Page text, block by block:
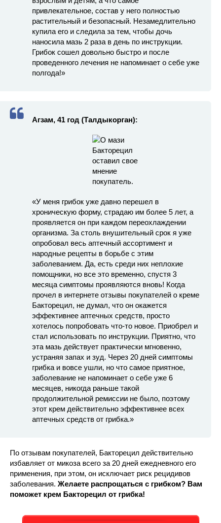
привлекательное, состав у него полностью
растительный и безопасный. Незамедлительно
купила его и следила за тем, чтобы дочь
наносила мазь 2 раза в день по инструкции.
Грибок сошел довольно быстро и после
проведенного лечения не напоминает о себе уже
полгода!»
Агзам, 41 год (Талдыкорган):
«У меня грибок уже давно перешел в
хроническую форму, страдаю им более 5 лет, а
проявляется он при каждом переохлаждении
организма. За столь внушительный срок я уже
опробовал весь аптечный ассортимент и
народные рецепты в борьбе с этим
заболеванием. Да, есть среди них неплохие
помощники, но все это временно, спустя 3
месяца симптомы проявляются вновь! Когда
прочел в интернете отзывы покупателей о креме
Бакторецил, не думал, что он окажется
эффективнее аптечных средств, просто
хотелось попробовать что-то новое. Приобрел и
стал использовать по инструкции. Приятно, что
эта мазь действует практически мгновенно,
устраняя запах и зуд. Через 20 дней симптомы
грибка и вовсе ушли, но что самое приятное,
заболевание не напоминает о себе уже 6
месяцев, никогда раньше такой
продолжительной ремиссии не было, поэтому
этот крем действительно эффективнее всех
аптечных средств от грибка.»
По отзывам покупателей, Бакторецил действительно
избавляет от микоза всего за 20 дней ежедневного его
применения, при этом, он исключает риск рецидивов
заболевания. Желаете распрощаться с грибком? Вам
поможет крем Бакторецил от грибка!